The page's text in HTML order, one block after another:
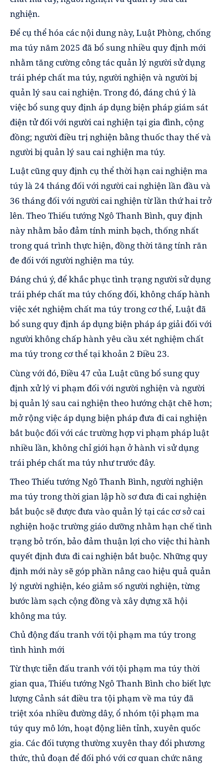
nghiện.
Để cụ thể hóa các nội dung này, Luật Phòng, chống
ma túy năm 2025 đã bổ sung nhiều quy định mới
nhằm tăng cường công tác quản lý người sử dụng
trái phép chất ma túy, người nghiện và người bị
quản lý sau cai nghiện. Trong đó, đáng chú ý là
việc bổ sung quy định áp dụng biện pháp giám sát
điện tử đối với người cai nghiện tại gia đình, cộng
đồng; người điều trị nghiện bằng thuốc thay thế và
người bị quản lý sau cai nghiện ma túy.
Luật cũng quy định cụ thể thời hạn cai nghiện ma
túy là 24 tháng đối với người cai nghiện lần đầu và
36 tháng đối với người cai nghiện từ lần thứ hai trở
lên. Theo Thiếu tướng Ngô Thanh Bình, quy định
này nhằm bảo đảm tính minh bạch, thống nhất
trong quá trình thực hiện, đồng thời tăng tính răn
đe đối với người nghiện ma túy.
Đáng chú ý, để khắc phục tình trạng người sử dụng
trái phép chất ma túy chống đối, không chấp hành
việc xét nghiệm chất ma túy trong cơ thể, Luật đã
bổ sung quy định áp dụng biện pháp áp giải đối với
người không chấp hành yêu cầu xét nghiệm chất
ma túy trong cơ thể tại khoản 2 Điều 23.
Cùng với đó, Điều 47 của Luật cũng bổ sung quy
định xử lý vi phạm đối với người nghiện và người
bị quản lý sau cai nghiện theo hướng chặt chẽ hơn;
mở rộng việc áp dụng biện pháp đưa đi cai nghiện
bắt buộc đối với các trường hợp vi phạm pháp luật
nhiều lần, không chỉ giới hạn ở hành vi sử dụng
trái phép chất ma túy như trước đây.
Theo Thiếu tướng Ngô Thanh Bình, người nghiện
ma túy trong thời gian lập hồ sơ đưa đi cai nghiện
bắt buộc sẽ được đưa vào quản lý tại các cơ sở cai
nghiện hoặc trường giáo dưỡng nhằm hạn chế tình
trạng bỏ trốn, bảo đảm thuận lợi cho việc thi hành
quyết định đưa đi cai nghiện bắt buộc. Những quy
định mới này sẽ góp phần nâng cao hiệu quả quản
lý người nghiện, kéo giảm số người nghiện, từng
bước làm sạch cộng đồng và xây dựng xã hội
không ma túy.
Chủ động đấu tranh với tội phạm ma túy trong
tình hình mới
Từ thực tiễn đấu tranh với tội phạm ma túy thời
gian qua, Thiếu tướng Ngô Thanh Bình cho biết lực
lượng Cảnh sát điều tra tội phạm về ma túy đã
triệt xóa nhiều đường dây, ổ nhóm tội phạm ma
túy quy mô lớn, hoạt động liên tỉnh, xuyên quốc
gia. Các đối tượng thường xuyên thay đổi phương
thức, thủ đoạn để đối phó với cơ quan chức năng